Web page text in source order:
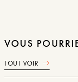
VOUS
TOUT VOIR